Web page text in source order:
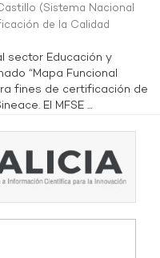
(Sistema Nacional
de la Calidad
sector Educación y
“Mapa Funcional
fines de certificación de
El MFSE ...